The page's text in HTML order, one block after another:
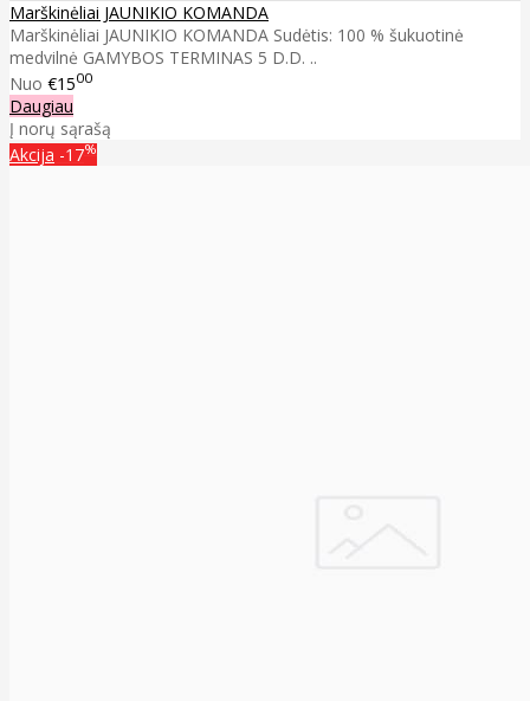
Marškinėliai JAUNIKIO KOMANDA
Marškinėliai JAUNIKIO KOMANDA Sudėtis: 100 % šukuotinė
medvilnė GAMYBOS TERMINAS 5 D.D. ..
Nuo €1500
Daugiau
Į norų sąrašą
Akcija -17%